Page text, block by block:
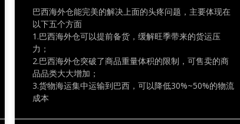
巴西海外仓能完美的解决上面的头疼问题，主要体现在
以下五个方面
1.巴西海外仓可以提前备货，缓解旺季带来的货运压
力；
2.巴西海外仓突破了商品重量体积的限制，可售卖的商
品品类大大增加；
3.货物海运集中运输到巴西，可以降低30%~50%的物流
成本